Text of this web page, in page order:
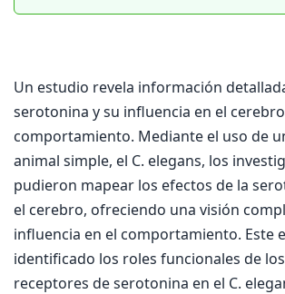
Un estudio revela información
serotonina y su influencia en el
comportamiento. Mediante el uso de
animal simple, el C. elegans, los
pudieron mapear los efectos de la
el cerebro, ofreciendo una visión
influencia en el comportamiento. Este
identificado los roles funcionales de
receptores de serotonina en el C.